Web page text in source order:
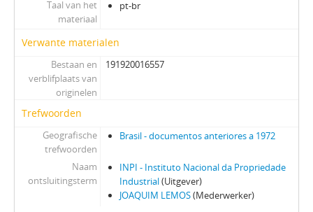
Taal van het
materiaal
pt-br
Verwante materialen
Bestaan en
verblifplaats van
originelen
191920016557
Trefwoorden
Geografische
trefwoorden
Brasil - documentos anteriores a 1972
Naam
ontsluitingsterm
INPI - Instituto Nacional da Propriedade
Industrial(Uitgever)
JOAQUIM LEMOS(Mederwerker)